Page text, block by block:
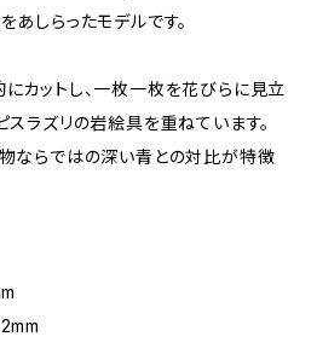
あしらったモデルです。
カットし、一枚一枚を花びらに見立
スラズリの岩絵具を重ねています。
ならではの深い青との対比が特徴